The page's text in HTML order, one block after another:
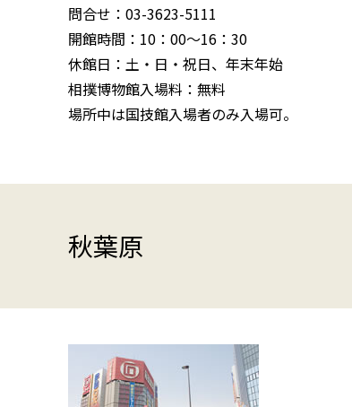
問合せ：03-3623-5111
開館時間：10：00～16：30
休館日：土・日・祝日、年末年始
相撲博物館入場料：無料
場所中は国技館入場者のみ入場可。
秋葉原